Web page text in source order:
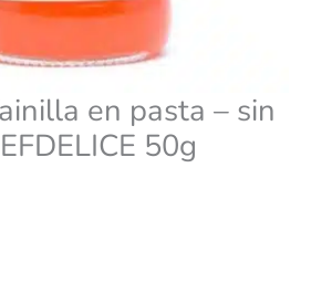
en pasta – sin
50g